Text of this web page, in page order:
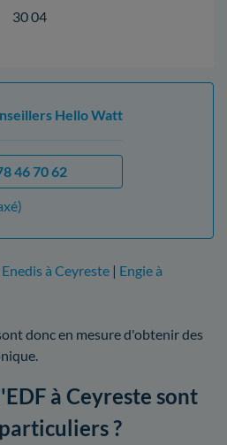
30 04
Hello Watt
46 70 62
Enedis à Ceyreste | Engie à
donc en mesure d'obtenir des
à Ceyreste sont
?